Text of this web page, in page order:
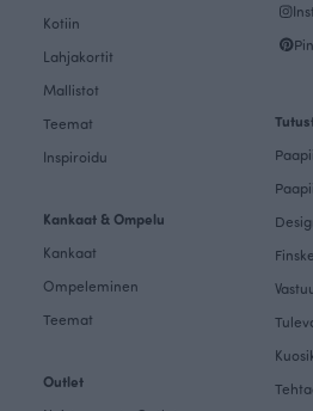
Kotiin
Lahjakortit
Mallistot
Teemat
Inspiroidu
Kankaat & Ompelu
Kankaat
Ompeleminen
Teemat
Outlet